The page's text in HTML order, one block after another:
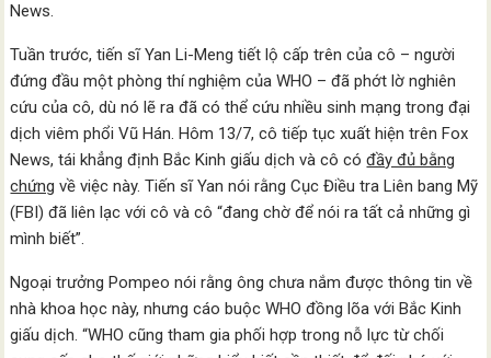
News.
Tuần trước, tiến sĩ Yan Li-Meng tiết lộ cấp trên của cô – người
đứng đầu một phòng thí nghiệm của WHO – đã phớt lờ nghiên
cứu của cô, dù nó lẽ ra đã có thể cứu nhiều sinh mạng trong đại
dịch viêm phổi Vũ Hán. Hôm 13/7, cô tiếp tục xuất hiện trên Fox
News, tái khẳng định Bắc Kinh giấu dịch và cô cóđầy đủ bằng
chứng về việc này. Tiến sĩ Yan nói rằng Cục Điều tra Liên bang Mỹ
(FBI) đã liên lạc với cô và cô “đang chờ để nói ra tất cả những gì
mình biết”.
Ngoại trưởng Pompeo nói rằng ông chưa nắm được thông tin về
nhà khoa học này, nhưng cáo buộc WHO đồng lõa với Bắc Kinh
giấu dịch. “WHO cũng tham gia phối hợp trong nỗ lực từ chối